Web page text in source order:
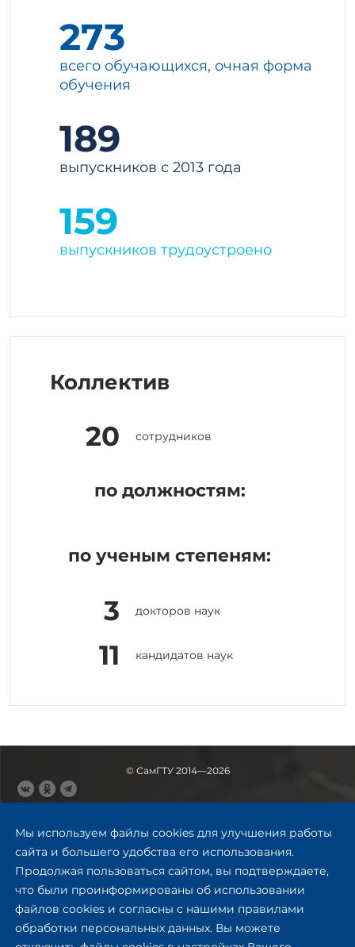
273
всего обучающихся, очная форма
обучения
189
выпускников с 2013 года
159
выпускников трудоустроено
Коллектив
20 сотрудников
по должностям:
по ученым степеням:
3 докторов наук
11 кандидатов наук
Мы используем файлы cookies для улучшения работы
сайта и большего удобства его использования.
Продолжая пользоваться сайтом, вы подтверждаете,
что были проинформированы об использовании
файлов cookies и согласны с нашими правилами
обработки персональных данных. Вы можете
© СамГТУ 2014—2026
443100, Самара
Ул. Молодогвардейская, 244,
главный корпус
8 (846) 278-43-11
rector@samgtu.ru